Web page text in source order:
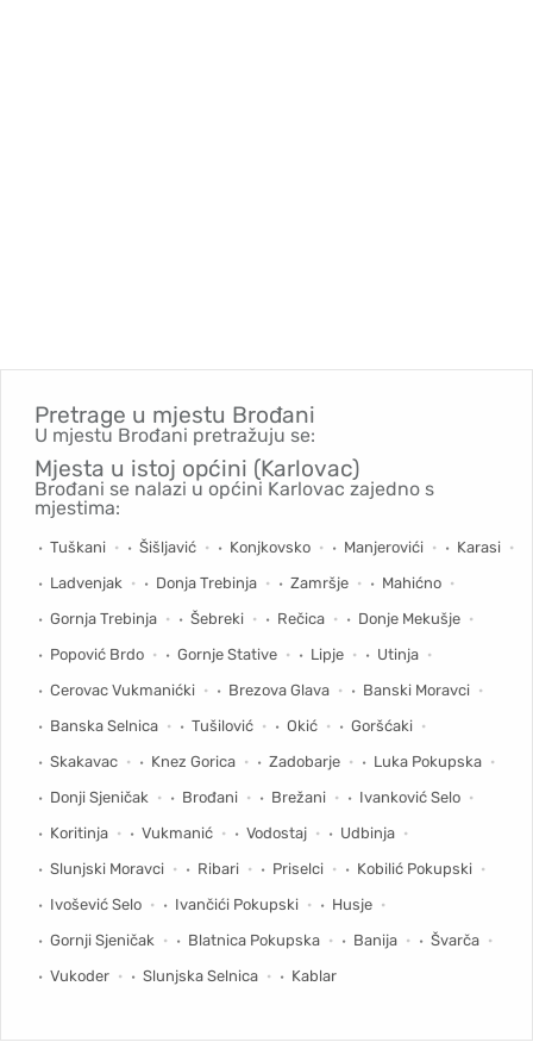
Pretrage u mjestu Brođani
U mjestu Brođani pretražuju se:
Mjesta u istoj općini (Karlovac)
Brođani se nalazi u općini Karlovac zajedno s
mjestima:
Tuškani Šišljavić Konjkovsko Manjerovići
Karasi
Ladvenjak
Donja Trebinja Zamršje
Mahićno
Gornja Trebinja
Šebreki Rečica
Donje Mekušje
Popović Brdo
Gornje Stative Lipje
Utinja
Cerovac Vukmanićki
Brezova Glava
Banski Moravci
Banska Selnica
Tušilović Okić
Goršćaki
Skakavac
Knez Gorica Zadobarje
Luka Pokupska
Donji Sjeničak
Brođani Brežani
Ivanković Selo
Koritinja
Vukmanić Vodostaj
Udbinja
Slunjski Moravci
Ribari Priselci
Kobilić Pokupski
Ivošević Selo
Ivančići Pokupski
Husje
Gornji Sjeničak
Blatnica Pokupska Banija
Švarča
Vukoder
Slunjska Selnica Kablar